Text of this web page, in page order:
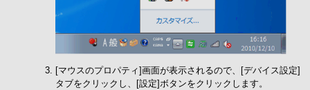
[マウスのプロパティ]画面が表示されるので、[デバイス設定]
タブをクリックし、[設定]ボタンをクリックします。